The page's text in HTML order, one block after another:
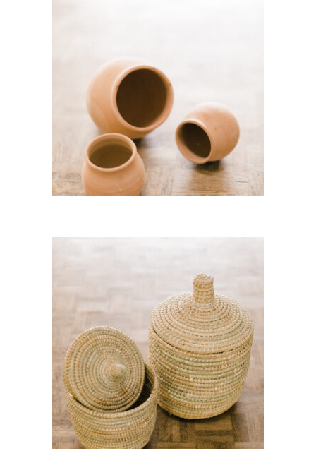
Petit bol Terracota –
« Nahla »
2,80€
Panier Moyen avec chapeau
« Amel »
5,00€